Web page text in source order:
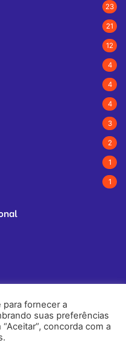
23
21
12
4
4
4
3
2
1
1
para fornecer a
suas preferências
concorda com a